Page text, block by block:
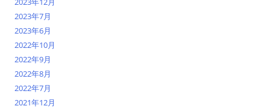
2023年7月
2023年6月
2022年10月
2022年9月
2022年8月
2022年7月
2021年12月